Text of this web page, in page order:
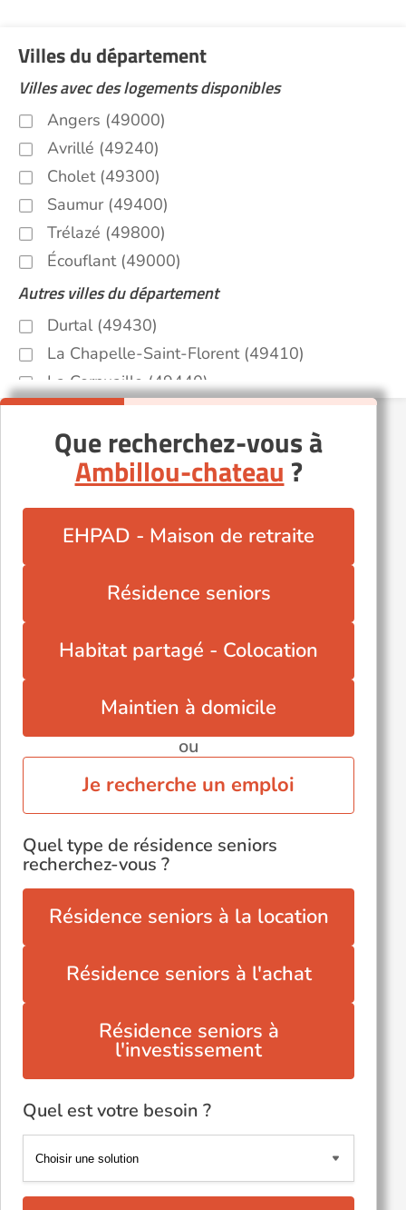
Villes du département
Villes avec des logements disponibles
Angers (49000)
Avrillé (49240)
Cholet (49300)
Saumur (49400)
Trélazé (49800)
Écouflant (49000)
Autres villes du département
Durtal (49430)
La Chapelle-Saint-Florent (49410)
La Cornuaille (49440)
Le Louroux-Béconnais (49370)
Maulévrier (49360)
Montreuil-Juigné (49460)
Parçay-les-Pins (49390)
Pouancé (49420)
Saint-André-de-la-Marche (49450)
Saint-Macaire-en-Mauges (49450)
Somloire (49360)
Que recherchez-vous à
Ambillou-chateau ?
EHPAD - Maison de retraite
Résidence seniors
Habitat partagé - Colocation
Maintien à domicile
ou
Je recherche un emploi
Quel type de résidence seniors
recherchez-vous ?
Résidence seniors à la location
Résidence seniors à l'achat
Résidence seniors à
l'investissement
Quel est votre besoin ?